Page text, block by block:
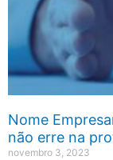
Nome
não erre na
novembro 3, 2023